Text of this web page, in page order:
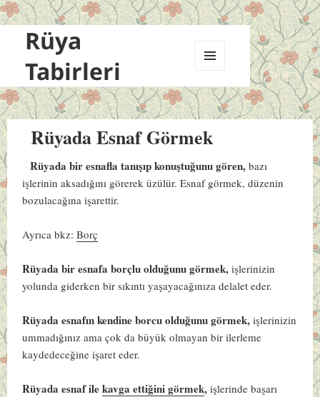
Rüya
Tabirleri
VE
BILEŞENLER
Rüyada Esnaf Görmek
Rüyada bir esnafla tanışıp konuştuğunu gören, bazı
işlerinin aksadığını görerek üzülür. Esnaf görmek, düzenin
bozulacağına işarettir.
Ayrıca bkz:Borç
Rüyada bir esnafa borçlu olduğunu görmek, işlerinizin
yolunda giderken bir sıkıntı yaşayacağınıza delalet eder.
Rüyada esnafın kendine borcu olduğunu görmek, işlerinizin
ummadığınız ama çok da büyük olmayan bir ilerleme
kaydedeceğine işaret eder.
Rüyada esnaf ilekavga ettiğini görmek, işlerinde başarı